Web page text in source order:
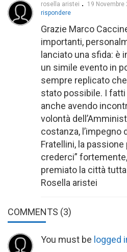
rosella aristei 19 Novembre
rispondere
Grazie Marco
importanti,
lanciato una sfida: è
un simile evento in
sempre replicato
stato possibile. I fatti
anche avendo
volontà
costanza, l’impegno
Fratellini, la
crederci”
premiato la città
Rosella aristei
COMMENTS (3)
You must be logged